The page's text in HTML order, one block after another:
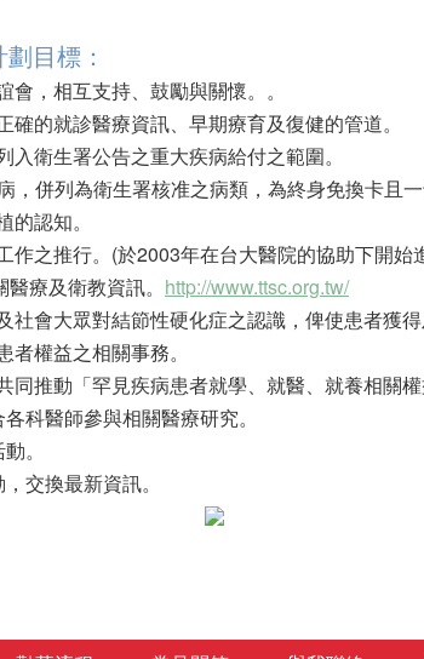
目標：
會， 相互支持、鼓勵與關懷。 。
的就診醫療資訊、早期療育及復健的管道。
衛生署公告之重大疾病給付之範圍。
，併列為衛生署核准之病類，為終身免換卡且
認知。
作之推行。(於2003年在台大醫院的協助下開始
療及衛教資訊。 http://www.ttsc.org.tw/
會大眾對結節性硬化症之認識，俾使患者獲得
權益之相關事務。
同推動「罕見疾病患者就學、就醫、就養相關權
科醫師參與相關醫療研究。
。
交換最新資訊。